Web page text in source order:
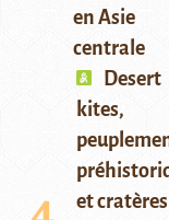
en Asie
centrale
Desert
kites,
et cratères